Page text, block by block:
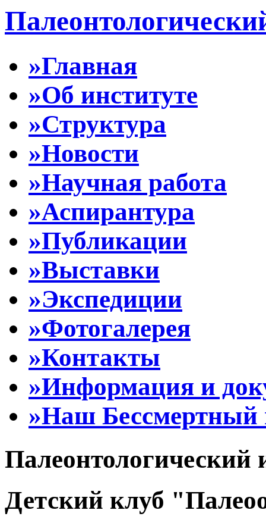
»Главная
»Об институте
»Структура
»Новости
»Научная работа
»Аспирантура
»Публикации
»Выставки
»Экспедиции
»Фотогалерея
»Контакты
»Информация и
»Наш Бессмертный
Палеонтологический
Детский клуб